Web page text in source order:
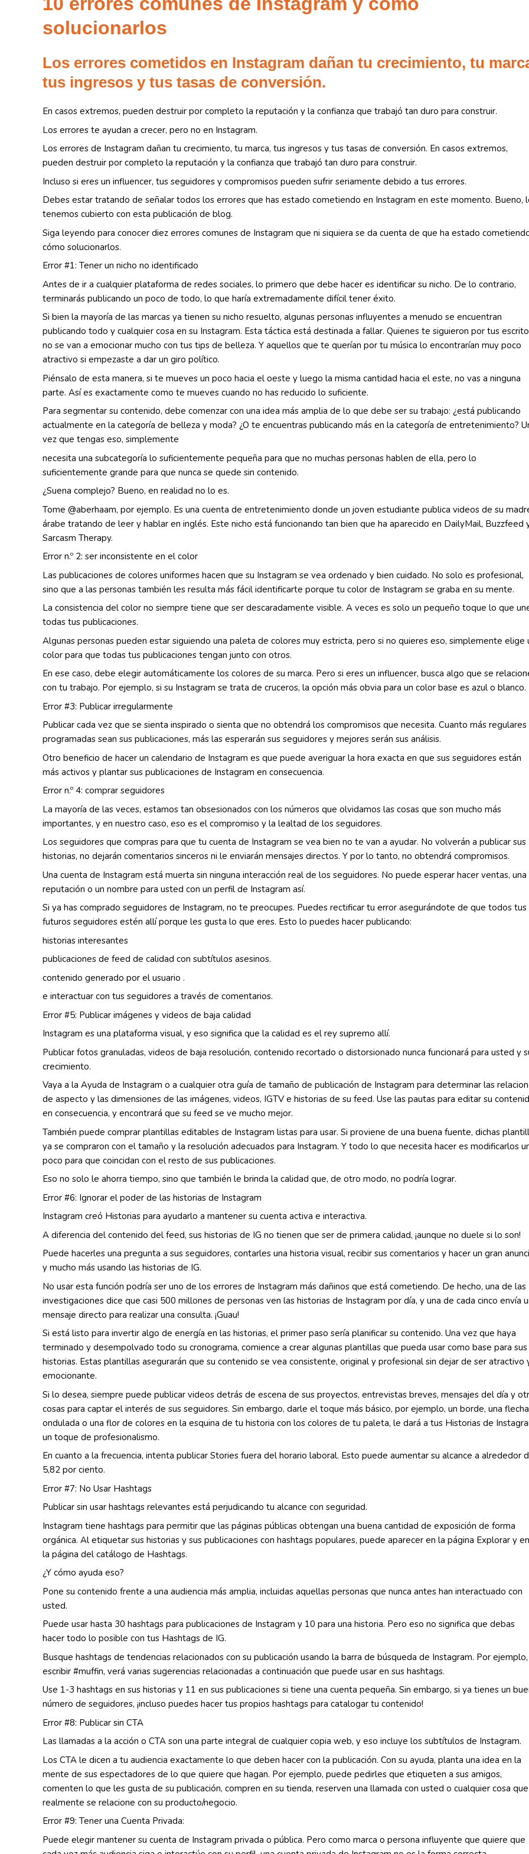
solucionarlos
Los errores cometidos en Instagram dañan tu crecimiento, tu
tus ingresos y tus tasas de conversión.
En casos extremos, pueden destruir por completo la reputación y la confianza que trabajó tan duro para construir.
Los errores te ayudan a crecer, pero no en Instagram.
Los errores de Instagram dañan tu crecimiento, tu marca, tus ingresos y tus tasas de conversión. En casos extremos,
pueden destruir por completo la reputación y la confianza que trabajó tan duro para construir.
Incluso si eres un influencer, tus seguidores y compromisos pueden sufrir seriamente debido a tus errores.
Debes estar tratando de señalar todos los errores que has estado cometiendo en Instagram en este momento. Bueno,
tenemos cubierto con esta publicación de blog.
Siga leyendo para conocer diez errores comunes de Instagram que ni siquiera se da cuenta de que ha estado
cómo solucionarlos.
Error #1: Tener un nicho no identificado
Antes de ir a cualquier plataforma de redes sociales, lo primero que debe hacer es identificar su nicho. De lo contrario,
terminarás publicando un poco de todo, lo que haría extremadamente difícil tener éxito.
Si bien la mayoría de las marcas ya tienen su nicho resuelto, algunas personas influyentes a menudo se encuentran
publicando todo y cualquier cosa en su Instagram. Esta táctica está destinada a fallar. Quienes te siguieron por tus
no se van a emocionar mucho con tus tips de belleza. Y aquellos que te querían por tu música lo encontrarían muy poco
atractivo si empezaste a dar un giro político.
Piénsalo de esta manera, si te mueves un poco hacia el oeste y luego la misma cantidad hacia el este, no vas a ninguna
parte. Así es exactamente como te mueves cuando no has reducido lo suficiente.
Para segmentar su contenido, debe comenzar con una idea más amplia de lo que debe ser su trabajo: ¿está publicando
actualmente en la categoría de belleza y moda? ¿O te encuentras publicando más en la categoría de entretenimiento?
vez que tengas eso, simplemente
necesita una subcategoría lo suficientemente pequeña para que no muchas personas hablen de ella, pero lo
suficientemente grande para que nunca se quede sin contenido.
¿Suena complejo? Bueno, en realidad no lo es.
Tome @aberhaam, por ejemplo. Es una cuenta de entretenimiento donde un joven estudiante publica videos de su
árabe tratando de leer y hablar en inglés. Este nicho está funcionando tan bien que ha aparecido en DailyMail, Buzzfeed
Sarcasm Therapy.
Error n.º 2: ser inconsistente en el color
Las publicaciones de colores uniformes hacen que su Instagram se vea ordenado y bien cuidado. No solo es profesional,
sino que a las personas también les resulta más fácil identificarte porque tu color de Instagram se graba en su mente.
La consistencia del color no siempre tiene que ser descaradamente visible. A veces es solo un pequeño toque lo que
todas tus publicaciones.
Algunas personas pueden estar siguiendo una paleta de colores muy estricta, pero si no quieres eso, simplemente elige
color para que todas tus publicaciones tengan junto con otros.
En ese caso, debe elegir automáticamente los colores de su marca. Pero si eres un influencer, busca algo que se
con tu trabajo. Por ejemplo, si su Instagram se trata de cruceros, la opción más obvia para un color base es azul o blanco.
Error #3: Publicar irregularmente
Publicar cada vez que se sienta inspirado o sienta que no obtendrá los compromisos que necesita. Cuanto más regulares
programadas sean sus publicaciones, más las esperarán sus seguidores y mejores serán sus análisis.
Otro beneficio de hacer un calendario de Instagram es que puede averiguar la hora exacta en que sus seguidores están
más activos y plantar sus publicaciones de Instagram en consecuencia.
Error n.º 4: comprar seguidores
La mayoría de las veces, estamos tan obsesionados con los números que olvidamos las cosas que son mucho más
importantes, y en nuestro caso, eso es el compromiso y la lealtad de los seguidores.
Los seguidores que compras para que tu cuenta de Instagram se vea bien no te van a ayudar. No volverán a publicar sus
historias, no dejarán comentarios sinceros ni le enviarán mensajes directos. Y por lo tanto, no obtendrá compromisos.
Una cuenta de Instagram está muerta sin ninguna interacción real de los seguidores. No puede esperar hacer ventas, una
reputación o un nombre para usted con un perfil de Instagram así.
Si ya has comprado seguidores de Instagram, no te preocupes. Puedes rectificar tu error asegurándote de que todos tus
futuros seguidores estén allí porque les gusta lo que eres. Esto lo puedes hacer publicando:
historias interesantes
publicaciones de feed de calidad con subtítulos asesinos.
contenido generado por el usuario .
e interactuar con tus seguidores a través de comentarios.
Error #5: Publicar imágenes y videos de baja calidad
Instagram es una plataforma visual, y eso significa que la calidad es el rey supremo allí.
Publicar fotos granuladas, videos de baja resolución, contenido recortado o distorsionado nunca funcionará para usted y
crecimiento.
Vaya a la Ayuda de Instagram o a cualquier otra guía de tamaño de publicación de Instagram para determinar las
de aspecto y las dimensiones de las imágenes, videos, IGTV e historias de su feed. Use las pautas para editar su
en consecuencia, y encontrará que su feed se ve mucho mejor.
También puede comprar plantillas editables de Instagram listas para usar. Si proviene de una buena fuente, dichas
ya se compraron con el tamaño y la resolución adecuados para Instagram. Y todo lo que necesita hacer es modificarlos
poco para que coincidan con el resto de sus publicaciones.
Eso no solo le ahorra tiempo, sino que también le brinda la calidad que, de otro modo, no podría lograr.
Error #6: Ignorar el poder de las historias de Instagram
Instagram creó Historias para ayudarlo a mantener su cuenta activa e interactiva.
A diferencia del contenido del feed, sus historias de IG no tienen que ser de primera calidad, ¡aunque no duele si lo son!
Puede hacerles una pregunta a sus seguidores, contarles una historia visual, recibir sus comentarios y hacer un gran
y mucho más usando las historias de IG.
No usar esta función podría ser uno de los errores de Instagram más dañinos que está cometiendo. De hecho, una de las
investigaciones dice que casi 500 millones de personas ven las historias de Instagram por día, y una de cada cinco envía
mensaje directo para realizar una consulta. ¡Guau!
Si está listo para invertir algo de energía en las historias, el primer paso sería planificar su contenido. Una vez que haya
terminado y desempolvado todo su cronograma, comience a crear algunas plantillas que pueda usar como base para sus
historias. Estas plantillas asegurarán que su contenido se vea consistente, original y profesional sin dejar de ser atractivo
emocionante.
Si lo desea, siempre puede publicar videos detrás de escena de sus proyectos, entrevistas breves, mensajes del día y
cosas para captar el interés de sus seguidores. Sin embargo, darle el toque más básico, por ejemplo, un borde, una flecha
ondulada o una flor de colores en la esquina de tu historia con los colores de tu paleta, le dará a tus Historias de
un toque de profesionalismo.
En cuanto a la frecuencia, intenta publicar Stories fuera del horario laboral. Esto puede aumentar su alcance a alrededor
5,82 por ciento.
Error #7: No Usar Hashtags
Publicar sin usar hashtags relevantes está perjudicando tu alcance con seguridad.
Instagram tiene hashtags para permitir que las páginas públicas obtengan una buena cantidad de exposición de forma
orgánica. Al etiquetar sus historias y sus publicaciones con hashtags populares, puede aparecer en la página Explorar y en
la página del catálogo de Hashtags.
¿Y cómo ayuda eso?
Pone su contenido frente a una audiencia más amplia, incluidas aquellas personas que nunca antes han interactuado con
usted.
Puede usar hasta 30 hashtags para publicaciones de Instagram y 10 para una historia. Pero eso no significa que debas
hacer todo lo posible con tus Hashtags de IG.
Busque hashtags de tendencias relacionados con su publicación usando la barra de búsqueda de Instagram. Por
escribir #muffin, verá varias sugerencias relacionadas a continuación que puede usar en sus hashtags.
Use 1-3 hashtags en sus historias y 11 en sus publicaciones si tiene una cuenta pequeña. Sin embargo, si ya tienes un
número de seguidores, ¡incluso puedes hacer tus propios hashtags para catalogar tu contenido!
Error #8: Publicar sin CTA
Las llamadas a la acción o CTA son una parte integral de cualquier copia web, y eso incluye los subtítulos de Instagram.
Los CTA le dicen a tu audiencia exactamente lo que deben hacer con la publicación. Con su ayuda, planta una idea en la
mente de sus espectadores de lo que quiere que hagan. Por ejemplo, puede pedirles que etiqueten a sus amigos,
comenten lo que les gusta de su publicación, compren en su tienda, reserven una llamada con usted o cualquier cosa que
realmente se relacione con su producto/negocio.
Error #9: Tener una Cuenta Privada:
Puede elegir mantener su cuenta de Instagram privada o pública. Pero como marca o persona influyente que quiere que